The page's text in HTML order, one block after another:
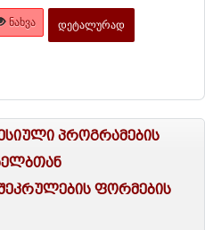
ᲜᲐᲮᲕᲐ ᲓᲔᲢᲐᲚᲣᲠᲐᲓ
პროგრამების
ფორმების